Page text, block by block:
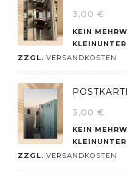
3,00 €
KEIN
ZZGL. VERSANDKOSTEN
3,00 €
KEIN
ZZGL. VERSANDKOSTEN